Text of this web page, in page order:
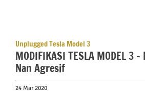
Unplugged Tesla Model 3
MODIFIKASI TESLA MODEL 3
Nan Agresif
24 Mar 2020